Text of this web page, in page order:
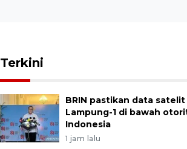
Terkini
BRIN pastikan data satelit
Lampung-1 di bawah
Indonesia
1 jam lalu